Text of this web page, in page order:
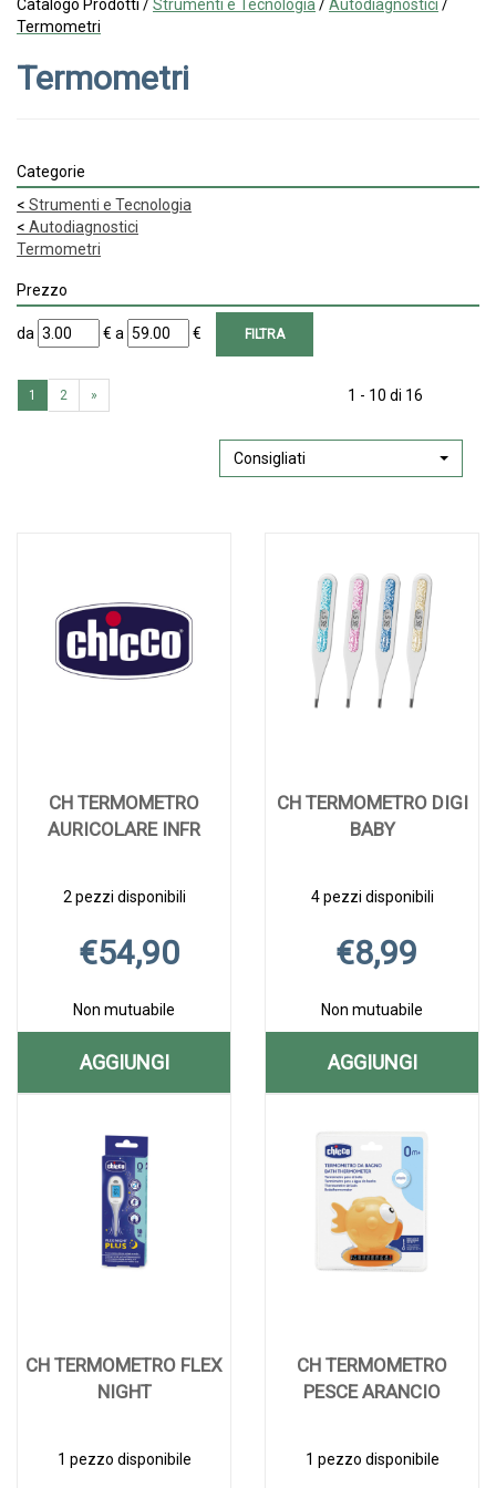
Catalogo Prodotti /Strumenti e Tecnologia /Autodiagnostici /
Termometri
Termometri
Categorie
< Strumenti e Tecnologia
< Autodiagnostici
Termometri
Prezzo
filtra
da
da €
filtra
a
a €
1 2 » 1 - 10 di 16
Consigliati
CH TERMOMETRO
AURICOLARE INFR
2 pezzi disponibili
€54,90
Non mutuabile
AGGIUNGI
AGGIUNGI CH
AURICOLARE
INFR AL
CARRELLO
AURICOLARE
INFR alla
wishlist
TERMOMETRO
AURICOLARE
INFR
CH TERMOMETRO DIGI
BABY
4 pezzi disponibili
€8,99
Non mutuabile
AGGIUNGI
AGGIUNGI
DIGI
BABY AL
CARRELLO
BABY alla
wishlist
TERMOMETRO
DIGI
BABY
CH TERMOMETRO FLEX
NIGHT
1 pezzo disponibile
CH TERMOMETRO
PESCE ARANCIO
1 pezzo disponibile